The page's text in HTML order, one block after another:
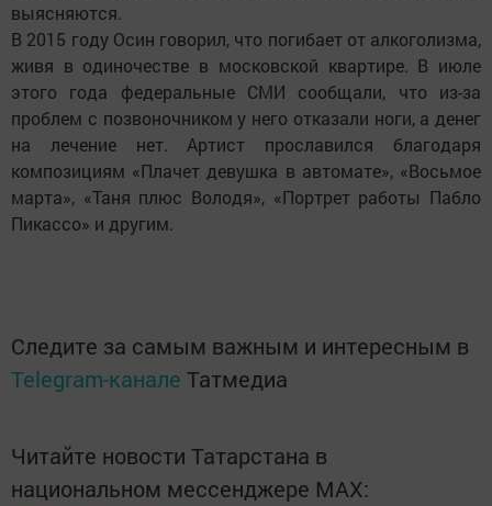
выясняются.
В 2015 году Осин говорил, что погибает от алкоголизма,
живя в одиночестве в московской квартире. В июле
этого года федеральные СМИ сообщали, что из-за
проблем с позвоночником у него отказали ноги, а денег
на лечение нет. Артист прославился благодаря
композициям «Плачет девушка в автомате», «Восьмое
марта», «Таня плюс Володя», «Портрет работы Пабло
Пикассо» и другим.
Следите за самым важным и интересным в
Telegram-канале Татмедиа
Читайте новости Татарстана в
национальном мессенджере MАХ: